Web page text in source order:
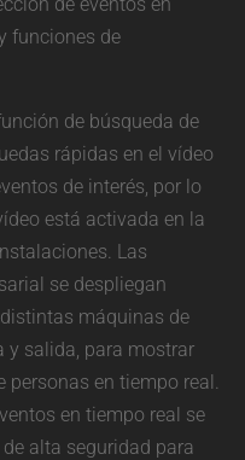
funciones de
de búsqueda de
rápidas en el vídeo
de interés, por lo
está activada en la
Las
se despliegan
máquinas de
y salida, para mostrar
personas en tiempo real.
en tiempo real se
alta seguridad para